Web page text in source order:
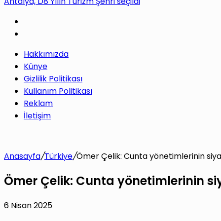
yap
...
Hakkımızda
Künye
Gizlilik Politikası
Kullanım Politikası
Reklam
İletişim
Anasayfa/Türkiye/Ömer Çelik: Cunta yönetimlerinin
Ömer Çelik: Cunta yönetimlerinin
6 Nisan 2025